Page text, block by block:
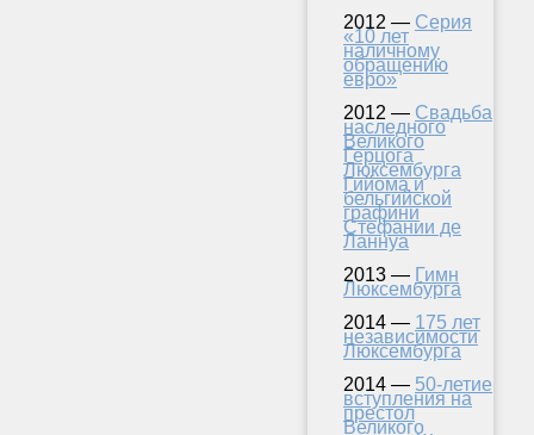
2012 — Серия
«10 лет
наличному
обращению
евро»
2012 — Свадьба
наследного
Великого
Герцога
Люксембурга
Гийома и
бельгийской
графини
Стефании де
Ланнуа
2013 — Гимн
Люксембурга
2014 — 175 лет
независимости
Люксембурга
2014 — 50-летие
вступления на
престол
Великого